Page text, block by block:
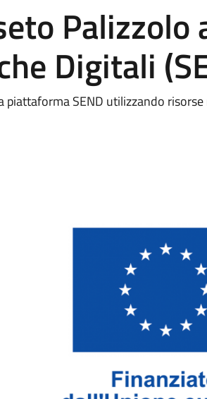
Palizzolo
Digitali
SEND utilizzando risorse